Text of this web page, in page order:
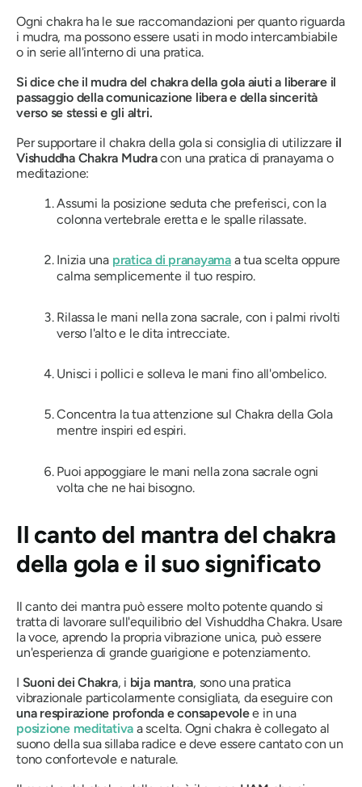
Ogni chakra ha le sue raccomandazioni per quanto riguarda
i mudra, ma possono essere usati in modo intercambiabile
o in serie all'interno di una pratica.
Si dice che il mudra del chakra della gola aiuti a liberare il
passaggio della comunicazione libera e della sincerità
verso se stessi e gli altri.
Per supportare il chakra della gola si consiglia di utilizzare il
Vishuddha Chakra Mudracon una pratica di pranayama o
meditazione:
Assumi la posizione seduta che preferisci, con la
colonna vertebrale eretta e le spalle rilassate.
Inizia una pratica di pranayamaa tua scelta oppure
calma semplicemente il tuo respiro.
Rilassa le mani nella zona sacrale, con i palmi rivolti
verso l'alto e le dita intrecciate.
Unisci i pollici e solleva le mani fino all'ombelico.
Concentra la tua attenzione sul Chakra della Gola
mentre inspiri ed espiri.
Puoi appoggiare le mani nella zona sacrale ogni
volta che ne hai bisogno.
Il canto del mantra del chakra
della gola e il suo significato
Il canto dei mantra può essere molto potente quando si
tratta di lavorare sull'equilibrio del Vishuddha Chakra. Usare
la voce, aprendo la propria vibrazione unica, può essere
un'esperienza di grande guarigione e potenziamento.
I Suoni dei Chakra, i bija mantra, sono una pratica
vibrazionale particolarmente consigliata, da eseguire con
una respirazione profonda e consapevolee in una
posizione meditativa a scelta. Ogni chakra è collegato al
suono della sua sillaba radice e deve essere cantato con un
tono confortevole e naturale.